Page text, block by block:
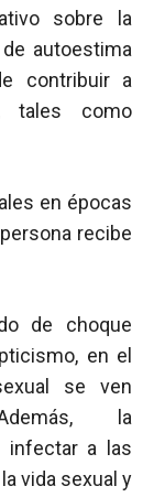
sobre la
autoestima
contribuir a
tales como
en épocas
recibe
de choque
en el
se ven
la
infectar a las
vida sexual y